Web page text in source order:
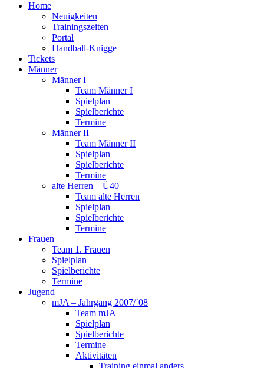
Home
Neuigkeiten
Trainingszeiten
Portal
Handball-Knigge
Tickets
Männer
Männer I
Team Männer I
Spielplan
Spielberichte
Termine
Männer II
Team Männer II
Spielplan
Spielberichte
Termine
alte Herren – Ü40
Team alte Herren
Spielplan
Spielberichte
Termine
Frauen
Team 1. Frauen
Spielplan
Spielberichte
Termine
Jugend
mJA – Jahrgang 2007/`08
Team mJA
Spielplan
Spielberichte
Termine
Aktivitäten
Training einmal anders….